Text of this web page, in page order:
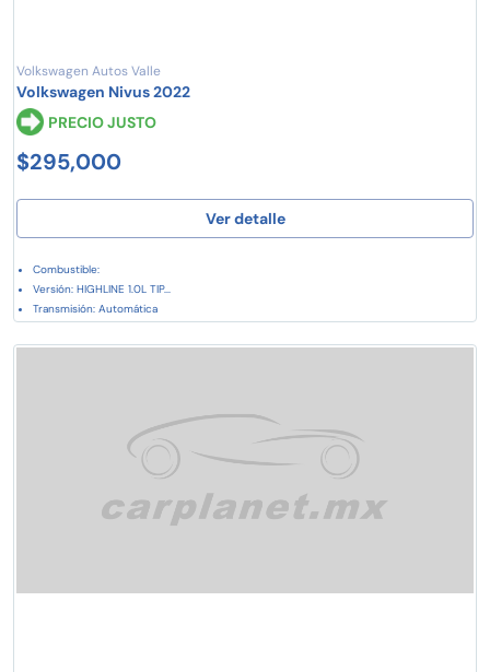
Volkswagen Autos Valle
Volkswagen Nivus 2022
PRECIO JUSTO
$295,000
Ver detalle
Combustible:
Versión: HIGHLINE 1.0L TIP...
Transmisión: Automática